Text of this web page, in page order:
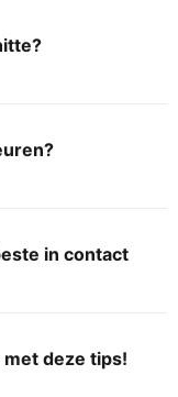
in contact
deze tips!